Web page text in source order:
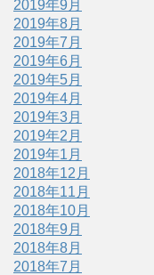
2019年9月
2019年8月
2019年7月
2019年6月
2019年5月
2019年4月
2019年3月
2019年2月
2019年1月
2018年12月
2018年11月
2018年10月
2018年9月
2018年8月
2018年7月